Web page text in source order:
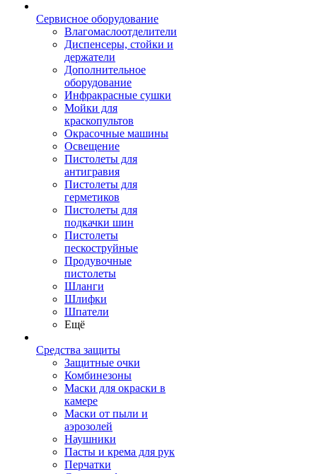
Сервисное оборудование
Влагомаслоотделители
Диспенсеры, стойки и
держатели
Дополнительное
оборудование
Инфракрасные сушки
Мойки для
краскопультов
Окрасочные машины
Освещение
Пистолеты для
антигравия
Пистолеты для
герметиков
Пистолеты для
подкачки шин
Пистолеты
пескоструйные
Продувочные
пистолеты
Шланги
Шлифки
Шпатели
Ещё
Средства защиты
Защитные очки
Комбинезоны
Маски для окраски в
камере
Маски от пыли и
аэрозолей
Наушники
Пасты и крема для рук
Перчатки